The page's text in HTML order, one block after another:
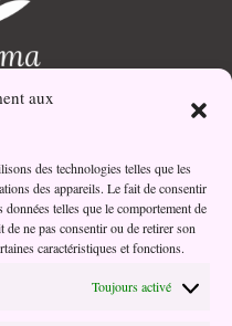
aux
des technologies telles que les
des appareils. Le fait de consentir
telles que le comportement de
ne pas consentir ou de retirer son
caractéristiques et fonctions.
Toujours activé
au naturel.